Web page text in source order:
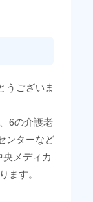
うございま
6の介護老
ンターなど
メディカ
ます。